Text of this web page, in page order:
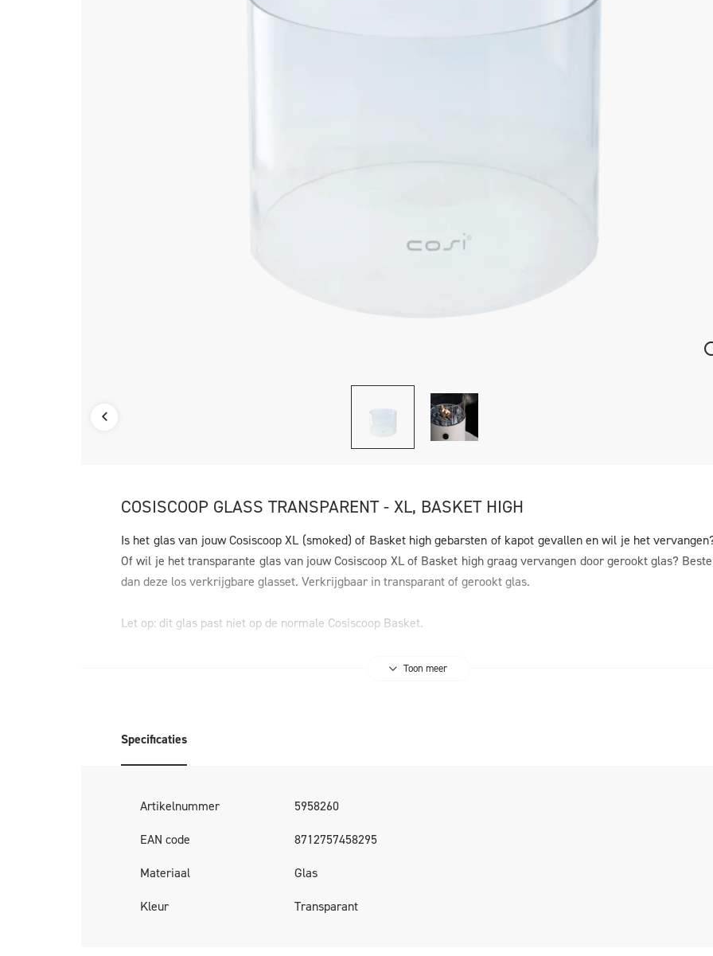
COSISCOOP GLASS TRANSPARENT - XL, BASKET HIGH
Is het glas van jouw Cosiscoop XL (smoked) of Basket high gebarsten of kapot gevallen en wil je het
Of wil je het transparante glas van jouw Cosiscoop XL of Basket high graag vervangen door gerookt glas?
dan deze los verkrijgbare glasset. Verkrijgbaar in transparant of gerookt glas.
Let op: dit glas past niet op de normale Cosiscoop Basket.
Toon meer
Specificaties
Artikelnummer
5958260
EAN code
8712757458295
Materiaal
Glas
Kleur
Transparant